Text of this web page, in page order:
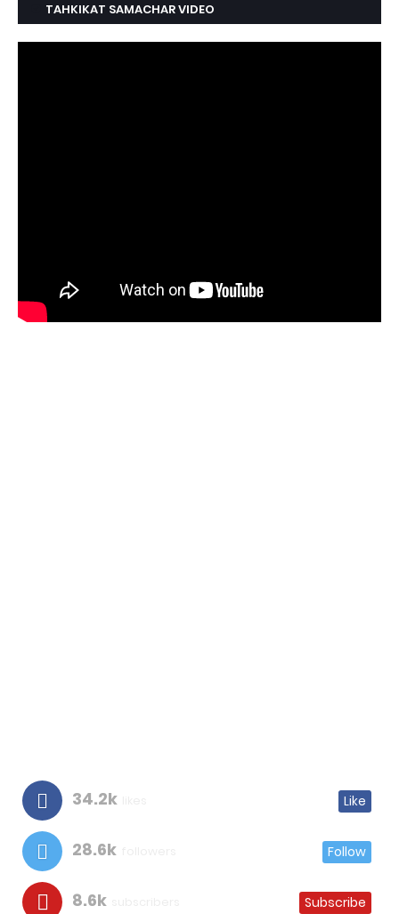
TAHKIKAT SAMACHAR VIDEO
34.2k Like
28.6k Follow
8.6k Subscribe